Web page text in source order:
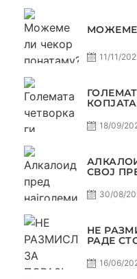
МОЖЕМЕ
11/11/
КОПЈАТА
18/09/
СВОЈ
30/08/
НЕ
РАДЕ
16/06/